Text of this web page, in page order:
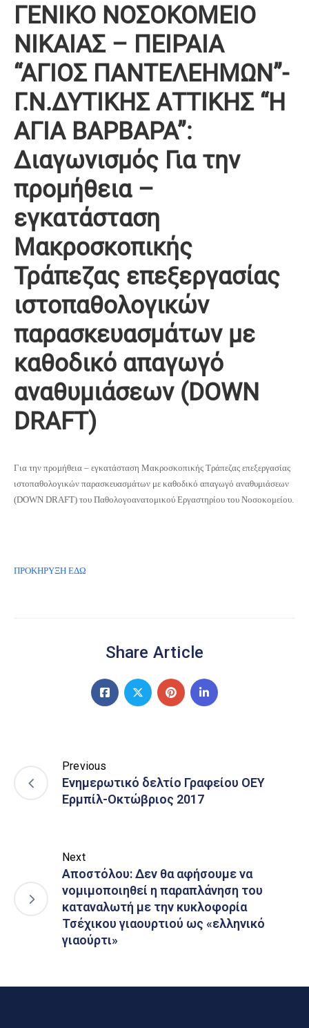
ΓΕΝΙΚΟ ΝΟΣΟΚΟΜΕΙΟ
ΝΙΚΑΙΑΣ – ΠΕΙΡΑΙΑ
“ΑΓΙΟΣ ΠΑΝΤΕΛΕΗΜΩΝ”-
Γ.Ν.ΔΥΤΙΚΗΣ ΑΤΤΙΚΗΣ “Η
ΑΓΙΑ ΒΑΡΒΑΡΑ”:
Διαγωνισμός Για την
προμήθεια –
εγκατάσταση
Μακροσκοπικής
Τράπεζας επεξεργασίας
ιστοπαθολογικών
παρασκευασμάτων με
καθοδικό απαγωγό
αναθυμιάσεων (DOWN
DRAFT)
Για την προμήθεια – εγκατάσταση Μακροσκοπικής Τράπεζας επεξεργασίας
ιστοπαθολογικών παρασκευασμάτων με καθοδικό απαγωγό αναθυμιάσεων
(DOWN DRAFT) του Παθολογοανατομικού Εργαστηρίου του Νοσοκομείου.
ΠΡΟΚΗΡΥΞΗ ΕΔΩ
Share Article
Previous
Ενημερωτικό δελτίο Γραφείου ΟΕΥ
Ερμπίλ-Οκτώβριος 2017
Next
Αποστόλου: Δεν θα αφήσουμε να
νομιμοποιηθεί η παραπλάνηση του
καταναλωτή με την κυκλοφορία
Τσέχικου γιαουρτιού ως «ελληνικό
γιαούρτι»